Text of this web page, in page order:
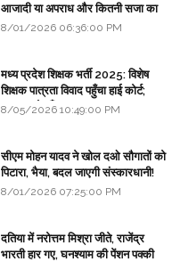
आजादी या अपराध और कितनी सजा का
प्रावधान - free legal advice
8/01/2026 06:36:00 PM
मध्य प्रदेश शिक्षक भर्ती 2025: विशेष
शिक्षक पात्रता विवाद पहुँचा हाई कोर्ट;
सरकार से माँगा जवाब
8/05/2026 10:49:00 PM
सीएम मोहन यादव ने खोल दओ सौगातों को
पिटारा, भैया, बदल जाएगी संस्कारधानी!
8/01/2026 07:25:00 PM
दतिया में नरोत्तम मिश्रा जीते, राजेंद्र
भारती हार गए, घनश्याम की पेंशन पक्की